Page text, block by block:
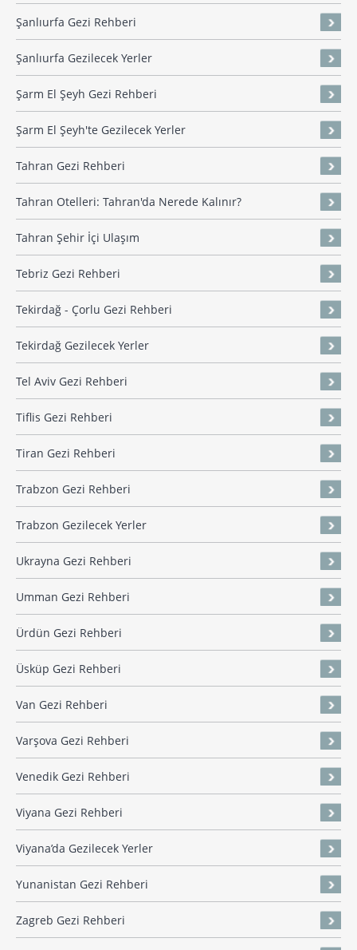
Şanlıurfa Gezi Rehberi
Şanlıurfa Gezilecek Yerler
Şarm El Şeyh Gezi Rehberi
Şarm El Şeyh'te Gezilecek Yerler
Tahran Gezi Rehberi
Tahran Otelleri: Tahran'da Nerede Kalınır?
Tahran Şehir İçi Ulaşım
Tebriz Gezi Rehberi
Tekirdağ - Çorlu Gezi Rehberi
Tekirdağ Gezilecek Yerler
Tel Aviv Gezi Rehberi
Tiflis Gezi Rehberi
Tiran Gezi Rehberi
Trabzon Gezi Rehberi
Trabzon Gezilecek Yerler
Ukrayna Gezi Rehberi
Umman Gezi Rehberi
Ürdün Gezi Rehberi
Üsküp Gezi Rehberi
Van Gezi Rehberi
Varşova Gezi Rehberi
Venedik Gezi Rehberi
Viyana Gezi Rehberi
Viyana’da Gezilecek Yerler
Yunanistan Gezi Rehberi
Zagreb Gezi Rehberi